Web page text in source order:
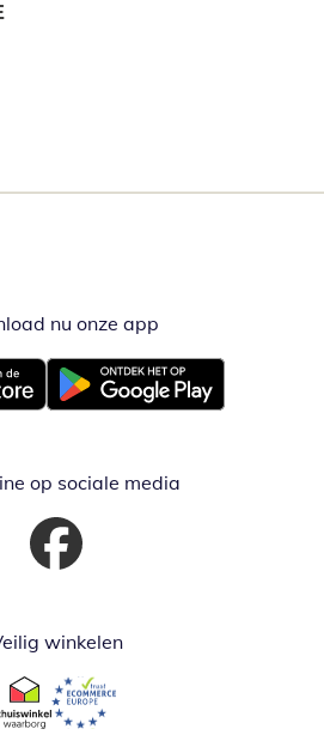
nu onze app
venster
Opent in nieuw venster
op sociale media
Opent in nieuw venster
winkelen
Opent in nieuw venster
Opent in nieuw venster